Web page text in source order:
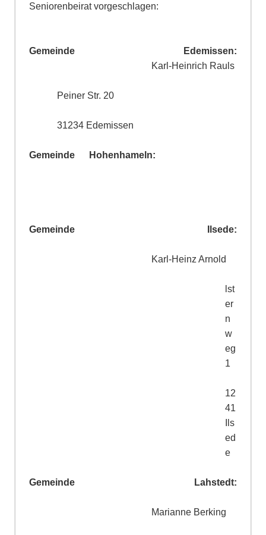
Seniorenbeirat vorgeschlagen:
Gemeinde Edemissen:
Karl-Heinrich Rauls
Peiner Str. 20
31234 Edemissen
Gemeinde Hohenhameln:
Gemeinde Ilsede:
Karl-Heinz Arnold
lst
er
n
w
eg
1
12
41
Ils
ed
e
Gemeinde Lahstedt:
Marianne Berking